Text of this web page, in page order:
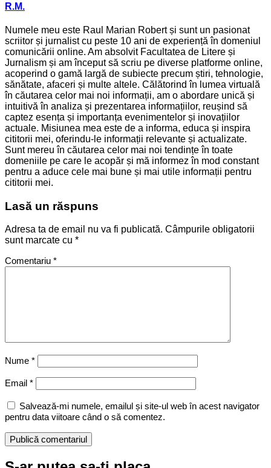
R.M.
Numele meu este Raul Marian Robert și sunt un pasionat
scriitor și jurnalist cu peste 10 ani de experiență în domeniul
comunicării online. Am absolvit Facultatea de Litere și
Jurnalism și am început să scriu pe diverse platforme online,
acoperind o gamă largă de subiecte precum știri, tehnologie,
sănătate, afaceri și multe altele. Călătorind în lumea virtuală
în căutarea celor mai noi informații, am o abordare unică și
intuitivă în analiza și prezentarea informațiilor, reușind să
captez esența și importanța evenimentelor și inovațiilor
actuale. Misiunea mea este de a informa, educa și inspira
cititorii mei, oferindu-le informații relevante și actualizate.
Sunt mereu în căutarea celor mai noi tendințe în toate
domeniile pe care le acopăr și mă informez în mod constant
pentru a aduce cele mai bune și mai utile informații pentru
cititorii mei.
Lasă un răspuns
Adresa ta de email nu va fi publicată. Câmpurile obligatorii
sunt marcate cu *
Comentariu *
Nume *
Email *
Salvează-mi numele, emailul și site-ul web în acest navigator
pentru data viitoare când o să comentez.